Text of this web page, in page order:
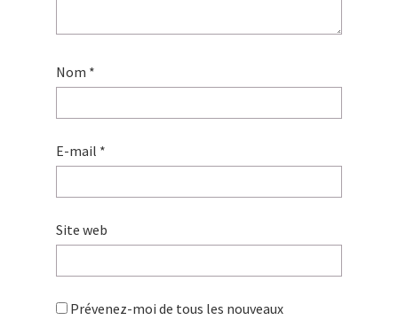
Nom *
E-mail *
Site web
Prévenez-moi de tous les nouveaux